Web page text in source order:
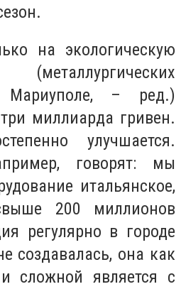
на экологическую
Мариуполе, – ред.)
миллиарда гривен.
улучшается.
говорят: мы
итальянское,
200 миллионов
регулярно в городе
создавалась, она как
сложной является с